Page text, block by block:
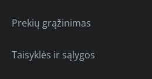
Prekių grąžinimas
Taisyklės ir sąlygos